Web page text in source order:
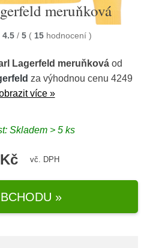
meruňková
4.5 / 5 ( 15 hodnocení )
Lagerfeld meruňková od
za výhodnou cenu 4249
více »
Skladem > 5 ks
vč. DPH
»